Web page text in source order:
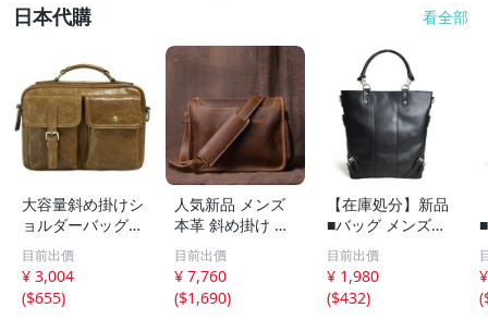
日本代購 看全部
大容量斜め掛けシ
ョルダーバッグブ
リーフケース多機
能ショルダーバッ
グ斜め掛けトート
バッグ牛革 ライ
目前出價
¥ 3,004
($655)
人気新品 メンズ
本革 斜め掛け メ
ッセンジャーバッ
グ カジュアル 牛
革 A4書類 アウト
ドア ビジネスバ
目前出價
¥ 7,760
($1,690)
【在庫処分】新品
■バッグ メンズ
トートバッグ 大
容量 2way ショル
ダーバッグ 軽量
ビジネス A4 B4
目前出價
¥ 1,980
($432)
(